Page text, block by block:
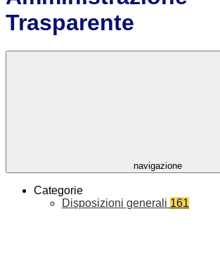
Trasparente
navigazione
Categorie
Disposizioni generali 161